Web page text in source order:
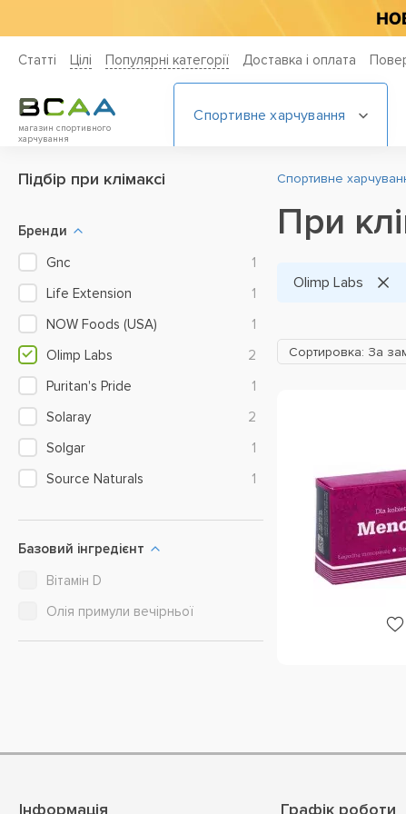
Статті Цiлi Популярні категорії Доставка і оплата
магазин спортивного
харчування
Спортивне харчування
Підбір при клімаксі
Бренди
Gnc
1
Life Extension
1
NOW Foods (USA)
1
Olimp Labs
2
Puritan's Pride
1
Solaray
2
Solgar
1
Source Naturals
1
Базовий інгредієнт
Вітамін D
Олія примули вечірньої
Спортивне
При
Olimp Labs
Сортировка: За
Інформація Графік роботи